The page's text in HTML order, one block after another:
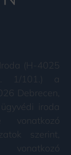
(H-4025
1/101.) a
Debrecen,
iroda
szerint,